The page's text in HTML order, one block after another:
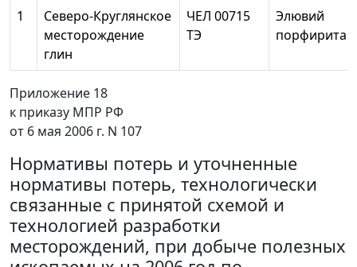
1
Северо-Круглянское
месторождение
глин
ЧЕЛ 00715
ТЭ
Элювий
порфирита
Приложение 18
к приказу МПР РФ
от 6 мая 2006 г. N 107
Нормативы потерь и уточненные
нормативы потерь, технологически
связанные с принятой схемой и
технологией разработки
месторождений, при добыче полезных